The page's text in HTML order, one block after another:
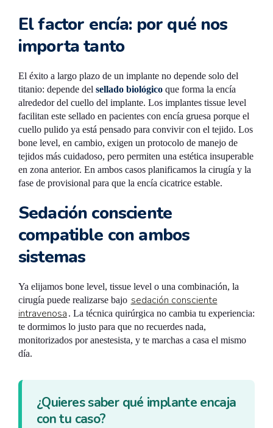
El factor encía: por qué nos
importa tanto
El éxito a largo plazo de un implante no depende solo del
titanio: depende del sellado biológico que forma la encía
alrededor del cuello del implante. Los implantes tissue level
facilitan este sellado en pacientes con encía gruesa porque el
cuello pulido ya está pensado para convivir con el tejido. Los
bone level, en cambio, exigen un protocolo de manejo de
tejidos más cuidadoso, pero permiten una estética insuperable
en zona anterior. En ambos casos planificamos la cirugía y la
fase de provisional para que la encía cicatrice estable.
Sedación consciente
compatible con ambos
sistemas
Ya elijamos bone level, tissue level o una combinación, la
cirugía puede realizarse bajo sedación consciente
intravenosa . La técnica quirúrgica no cambia tu experiencia:
te dormimos lo justo para que no recuerdes nada,
monitorizados por anestesista, y te marchas a casa el mismo
día.
¿Quieres saber qué implante encaja
con tu caso?